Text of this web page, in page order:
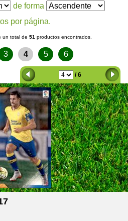
de forma
por página.
un total de 51 productos encontrados.
3 4 5 6
/ 6